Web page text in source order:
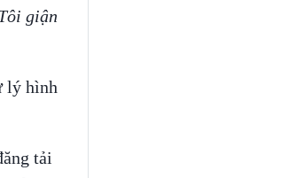
giận
lý hình
tải